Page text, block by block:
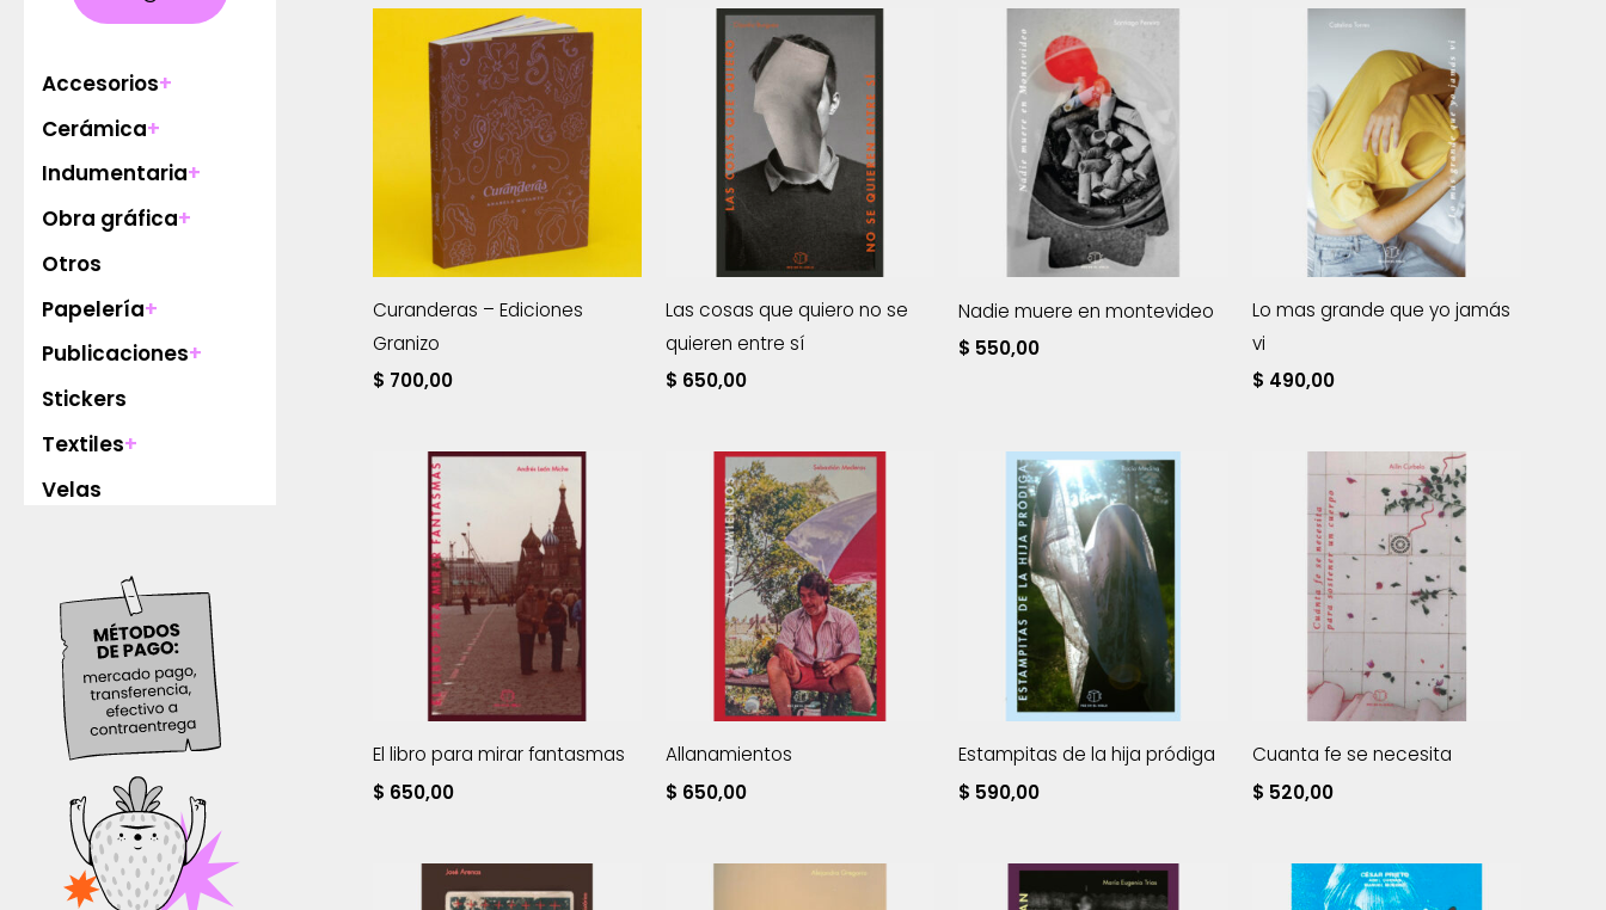
Accesorios+
Cerámica+
Indumentaria+
Obra gráfica+
Otros
Papelería+
Publicaciones+
Stickers
Textiles+
Velas
Curanderas – Ediciones
Granizo
$ 700,00
Las cosas que quiero no se
quieren entre sí
$ 650,00
Nadie muere en montevideo
$ 550,00
Lo mas grande que yo jamás
vi
$ 490,00
El libro para mirar fantasmas
$ 650,00
Allanamientos
$ 650,00
Estampitas de la hija pródiga
$ 590,00
Cuanta fe se necesita
$ 520,00